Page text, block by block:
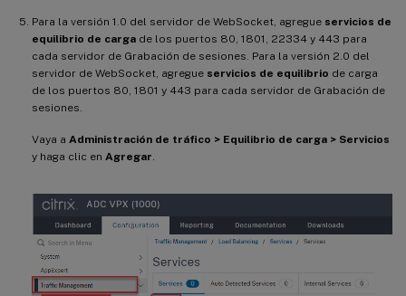
Para la versión 1.0 del servidor de WebSocket, agregue servicios de
equilibrio de carga de los puertos 80, 1801, 22334 y 443 para
cada servidor de Grabación de sesiones. Para la versión 2.0 del
servidor de WebSocket, agregue servicios de equilibrio de carga
de los puertos 80, 1801 y 443 para cada servidor de Grabación de
sesiones.
Vaya a Administración de tráfico > Equilibrio de carga > Servicios
y haga clic en Agregar.